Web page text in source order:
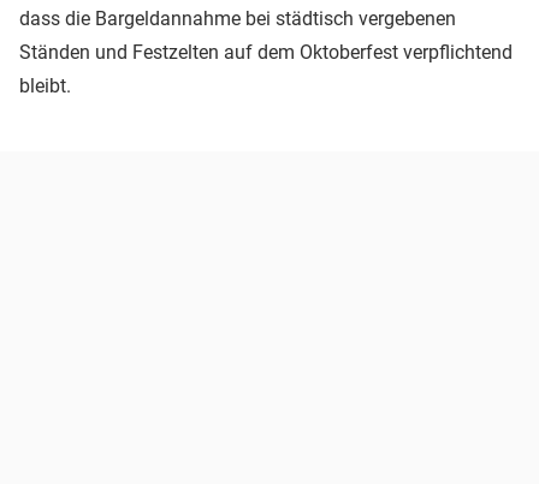
dass die Bargeldannahme bei städtisch vergebenen
Ständen und Festzelten auf dem Oktoberfest verpflichtend
bleibt.